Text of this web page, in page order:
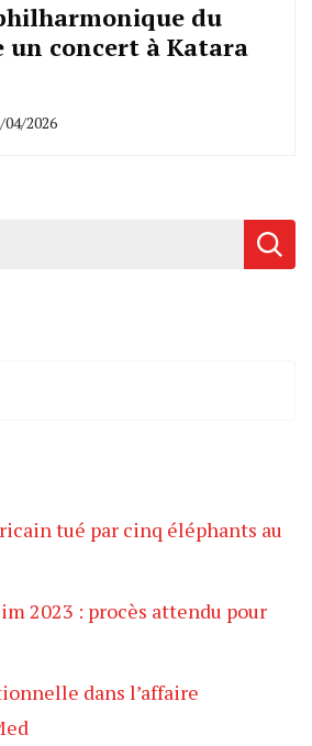
du
un concert à Katara
04/2026
tué par cinq éléphants au
2023 : procès attendu pour
dans l’affaire